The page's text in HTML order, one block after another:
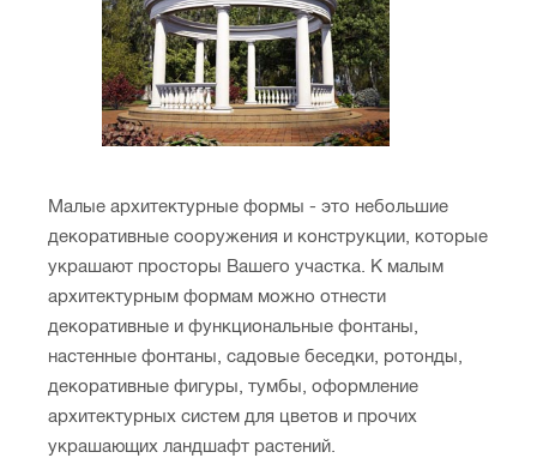
Малые архитектурные формы - это небольшие
декоративные сооружения и конструкции, которые
украшают просторы Вашего участка. К малым
архитектурным формам можно отнести
декоративные и функциональные фонтаны,
настенные фонтаны, садовые беседки, ротонды,
декоративные фигуры, тумбы, оформление
архитектурных систем для цветов и прочих
украшающих ландшафт растений.